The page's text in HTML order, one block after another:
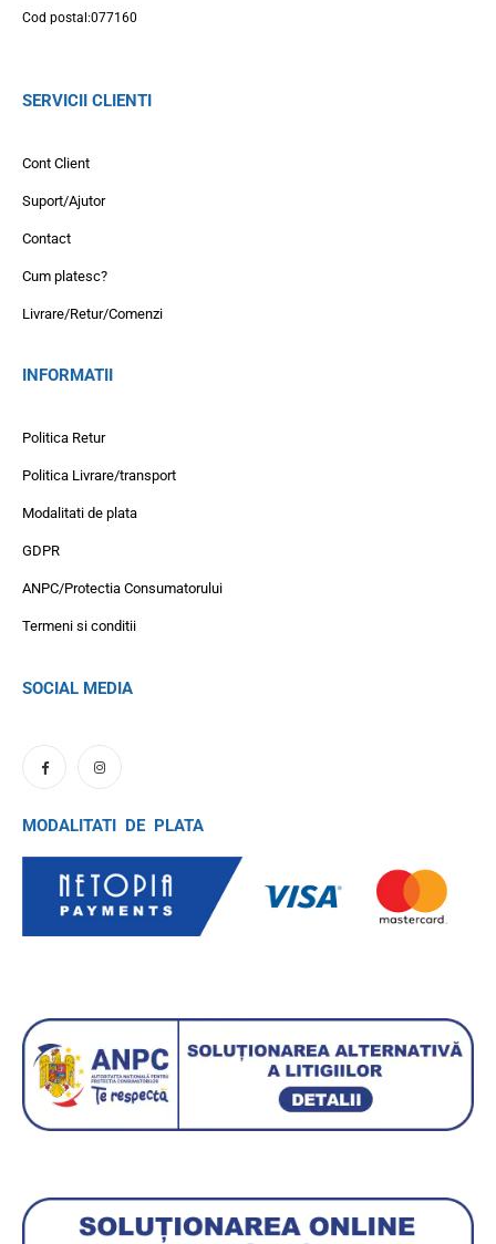
Cod postal:077160
SERVICII CLIENTI
Cont Client
Suport/Ajutor
Contact
Cum platesc?
Livrare/Retur/Comenzi
INFORMATII
Politica Retur
Politica Livrare/transport
Modalitati de plata
GDPR
ANPC/Protectia Consumatorului
Termeni si conditii
SOCIAL MEDIA
MODALITATI DE PLATA